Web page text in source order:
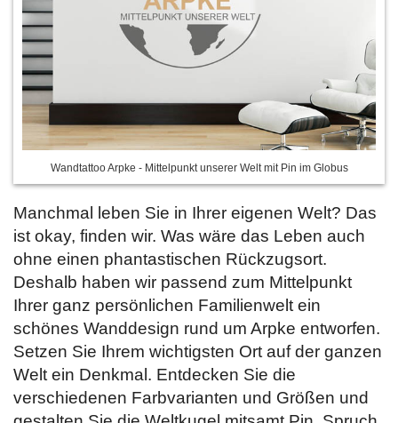
Wandtattoo Arpke - Mittelpunkt unserer Welt mit Pin im Globus
Manchmal leben Sie in Ihrer eigenen Welt? Das
ist okay, finden wir. Was wäre das Leben auch
ohne einen phantastischen Rückzugsort.
Deshalb haben wir passend zum Mittelpunkt
Ihrer ganz persönlichen Familienwelt ein
schönes Wanddesign rund um Arpke entworfen.
Setzen Sie Ihrem wichtigsten Ort auf der ganzen
Welt ein Denkmal. Entdecken Sie die
verschiedenen Farbvarianten und Größen und